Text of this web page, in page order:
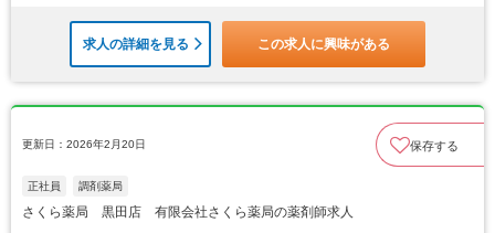
求人の詳細を見る この求人に興味がある
更新日：2026年2月20日 保存する
正社員 調剤薬局
さくら薬局 黒田店 有限会社さくら薬局の薬剤師求人